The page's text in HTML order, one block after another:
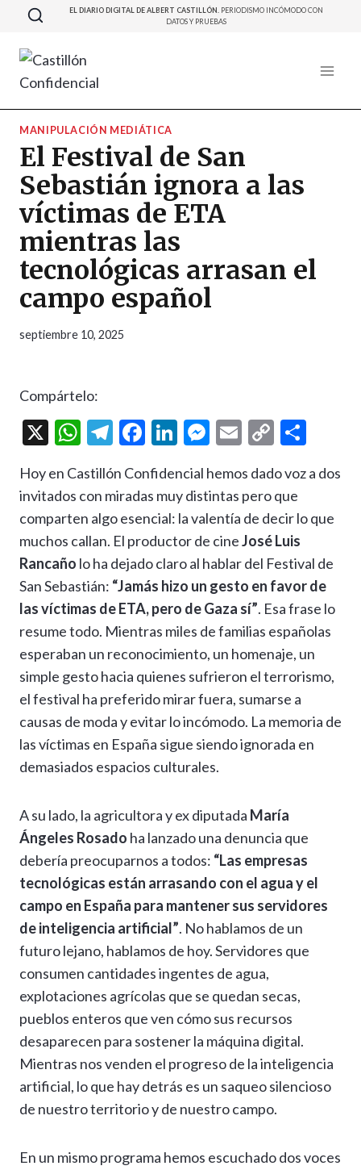
Saltar
contenido
EL DIARIO DIGITAL DE ALBERT CASTILLÓN. PERIODISMO INCÓMODO CON
DATOS Y PRUEBAS
MANIPULACIÓN MEDIÁTICA
El Festival de San
Sebastián ignora a las
víctimas de ETA
mientras las
tecnológicas arrasan el
campo español
septiembre 10, 2025
Compártelo:
X
W
at
s
A
p
p
T
e
gr
a
m
F
e
b
o
o
k
Li
ke
dI
n
M
se
n
g
er
E
ai
l
C
p
y
Li
n
k
m
p
ar
ti
r
Hoy en Castillón Confidencial hemos dado voz a dos
invitados con miradas muy distintas pero que
comparten algo esencial: la valentía de decir lo que
muchos callan. El productor de cineJosé Luis
Rancaño lo ha dejado claro al hablar del Festival de
San Sebastián: “Jamás hizo un gesto en favor de
las víctimas de ETA, pero de Gaza sí”. Esa frase lo
resume todo. Mientras miles de familias españolas
esperaban un reconocimiento, un homenaje, un
simple gesto hacia quienes sufrieron el terrorismo,
el festival ha preferido mirar fuera, sumarse a
causas de moda y evitar lo incómodo. La memoria de
las víctimas en España sigue siendo ignorada en
demasiados espacios culturales.
A su lado, la agricultora y ex diputada María
Ángeles Rosado ha lanzado una denuncia que
debería preocuparnos a todos: “Las empresas
tecnológicas están arrasando con el agua y el
campo en España para mantener sus servidores
de inteligencia artificial”. No hablamos de un
futuro lejano, hablamos de hoy. Servidores que
consumen cantidades ingentes de agua,
explotaciones agrícolas que se quedan secas,
pueblos enteros que ven cómo sus recursos
desaparecen para sostener la máquina digital.
Mientras nos venden el progreso de la inteligencia
artificial, lo que hay detrás es un saqueo silencioso
de nuestro territorio y de nuestro campo.
En un mismo programa hemos escuchado dos voces